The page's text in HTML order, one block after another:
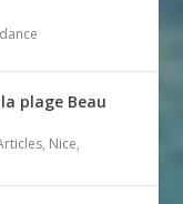
plage Beau
, Nice,